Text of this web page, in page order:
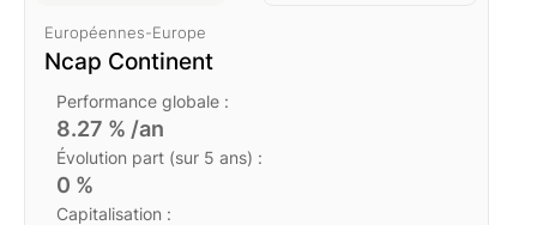
Européennes-Europe
Ncap Continent
Performance globale :
8.27 % /an
Évolution part (sur 5 ans) :
0 %
Capitalisation :